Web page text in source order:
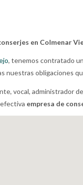
en Colmenar
, tenemos contratado
nuestras obligaciones
vocal, administrador
empresa de